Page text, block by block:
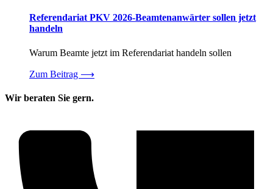
Referendariat PKV 2026-Beamtenanwärter sollen jetzt
handeln
Warum Beamte jetzt im Referendariat handeln sollen
Zum Beitrag ⟶
Wir beraten Sie gern.